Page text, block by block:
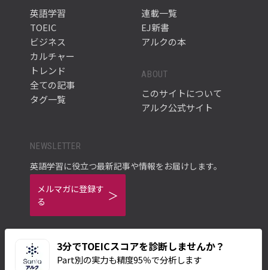
3分でTOEICスコアを診断しませんか？
Part別の実力も精度95％で分析します
英語学習
TOEIC
ビジネス
カルチャー
トレンド
全ての記事
タグ一覧
連載一覧
EJ新書
アルクの本
ABOUT
このサイトについて
アルク公式サイト
NEWSLETTER
英語学習に役立つ最新記事や情報をお届けします。
メルマガに登録す
る